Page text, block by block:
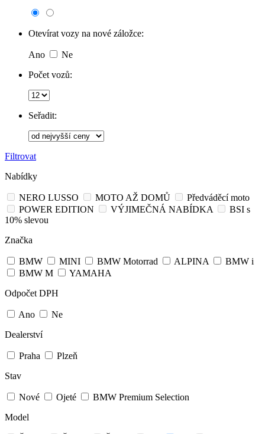
Otevírat vozy na nové záložce:
Ano
Ne
Počet vozů:
Seřadit:
Filtrovat
Nabídky
NERO LUSSO MOTO AŽ DOMŮ
Předváděcí moto
POWER EDITION
VÝJIMEČNÁ NABÍDKA
BSI s
10% slevou
Značka
BMW MINI BMW Motorrad ALPINA
BMW i
BMW M
YAMAHA
Odpočet DPH
Ano
Ne
Dealerství
Praha
Plzeň
Stav
Nové Ojeté
BMW Premium Selection
Model